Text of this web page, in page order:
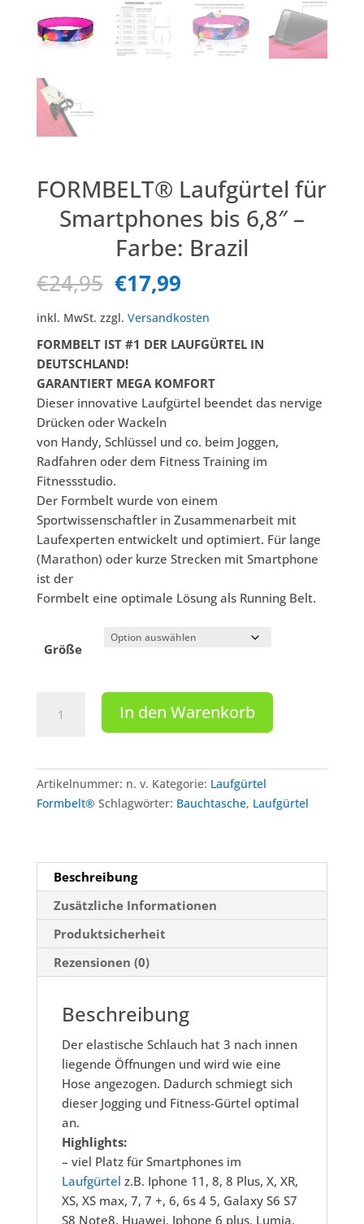
FORMBELT® Laufgürtel für
Smartphones bis 6,8″ –
Farbe: Brazil
€24,95 Ursprünglicher
Preis
war:
€24,95
€17,99Aktueller
ist:
€17,99.
inkl. MwSt. zzgl. Versandkosten
FORMBELT IST #1 DER LAUFGÜRTEL IN
DEUTSCHLAND!
GARANTIERT MEGA KOMFORT
Dieser innovative Laufgürtel beendet das nervige
Drücken oder Wackeln
von Handy, Schlüssel und co. beim Joggen,
Radfahren oder dem Fitness Training im
Fitnessstudio.
Der Formbelt wurde von einem
Sportwissenschaftler in Zusammenarbeit mit
Laufexperten entwickelt und optimiert. Für lange
(Marathon) oder kurze Strecken mit Smartphone
ist der
Formbelt eine optimale Lösung als Running Belt.
Größe
FORMBELT®
Laufgürtel
bis
6,8"
Menge
In den Warenkorb
Artikelnummer: n. v. Kategorie: Laufgürtel
Formbelt® Schlagwörter: Bauchtasche, Laufgürtel
Beschreibung
Zusätzliche Informationen
Produktsicherheit
Rezensionen (0)
Beschreibung
Der elastische Schlauch hat 3 nach innen
liegende Öffnungen und wird wie eine
Hose angezogen. Dadurch schmiegt sich
dieser Jogging und Fitness-Gürtel optimal
an.
Highlights:
– viel Platz für Smartphones im
Laufgürtel z.B. Iphone 11, 8, 8 Plus, X, XR,
XS, XS max, 7, 7 +, 6, 6s 4 5, Galaxy S6 S7
S8 Note8, Huawei, Iphone 6 plus, Lumia,